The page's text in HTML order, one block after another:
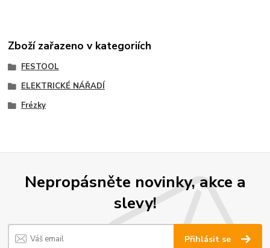
Zboží zařazeno v kategoriích
FESTOOL
ELEKTRICKÉ NÁŘADÍ
Frézky
Nepropásněte novinky, akce a
slevy!
Přihlásit se